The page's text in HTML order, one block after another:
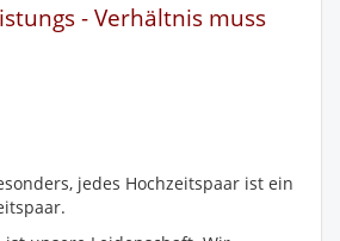
- Verhältnis muss
jedes Hochzeitspaar ist ein